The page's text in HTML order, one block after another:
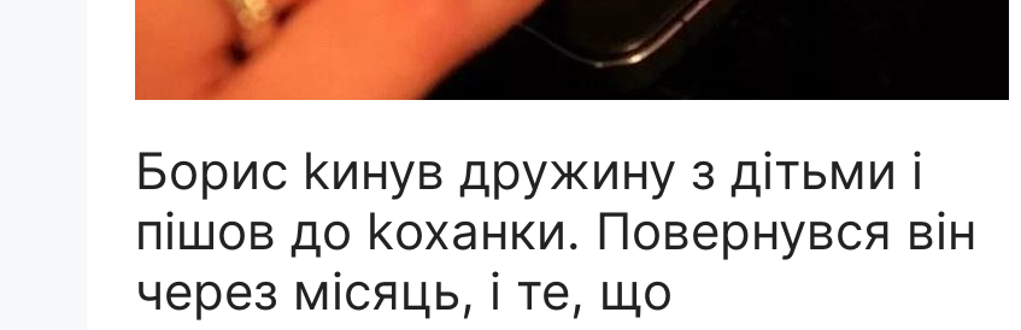
Борис kинув дружину з дітьми і
пішов до kоханки. Повернувся він
через місяць, і те, що